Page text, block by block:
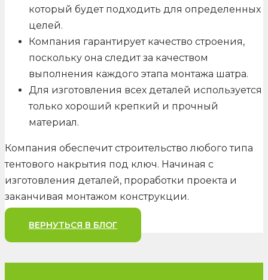
который будет подходить для определенных
целей.
Компания гарантирует качество строения,
поскольку она следит за качеством
выполнения каждого этапа монтажа шатра.
Для изготовления всех деталей используется
только хороший крепкий и прочный
материал.
Компания обеспечит строительство любого типа
тентового накрытия под ключ. Начиная с
изготовления деталей, проработки проекта и
заканчивая монтажом конструкции.
ВЕРНУТЬСЯ В БЛОГ